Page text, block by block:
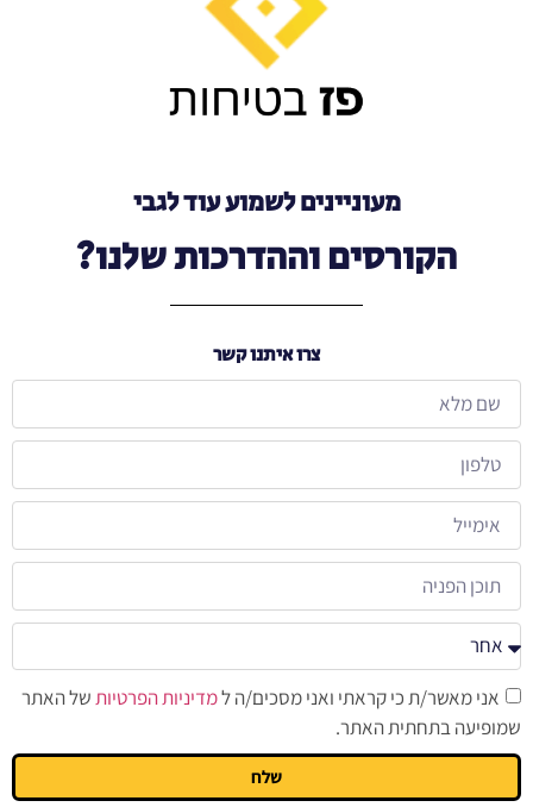
מעוניינים לשמוע עוד לגבי
הקורסים וההדרכות שלנו?
צרו איתנו קשר
אני מאשר/ת כי קראתי ואני מסכים/ה למדיניות הפרטיותשל האתר
שמופיעה בתחתית האתר.
שלח